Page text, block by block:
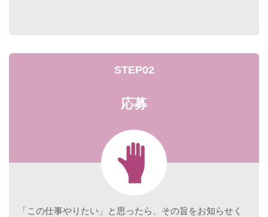
STEP02
応募
「この仕事やりたい」と思ったら、その旨をお知らせく